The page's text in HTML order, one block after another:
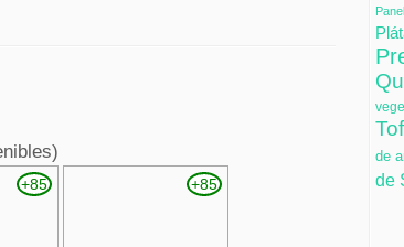
+85 +85
de
de